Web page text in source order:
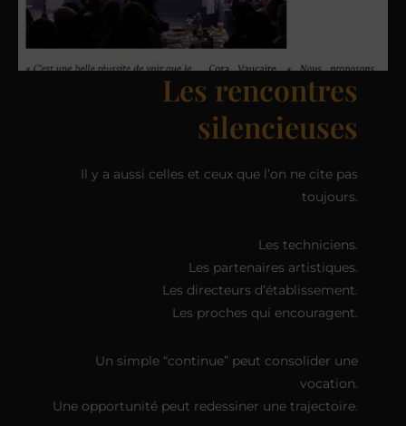
Les rencontres
silencieuses
Il y a aussi celles et ceux que l’on ne cite pas
toujours.
Les techniciens.
Les partenaires artistiques.
Les directeurs d’établissement.
Les proches qui encouragent.
Un simple “continue” peut consolider une
vocation.
Une opportunité peut redessiner une trajectoire.